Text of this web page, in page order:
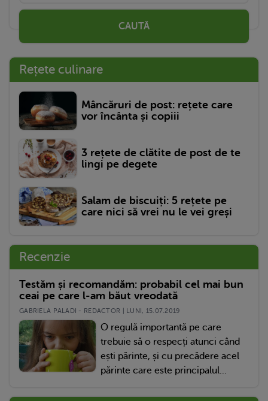
CAUTĂ
Rețete culinare
Mâncăruri de post: rețete care
vor încânta și copiii
3 rețete de clătite de post de te
lingi pe degete
Salam de biscuiți: 5 rețete pe
care nici să vrei nu le vei greși
Recenzie
Testăm și recomandăm: probabil cel mai bun
ceai pe care l-am băut vreodată
GABRIELA PALADI - REDACTOR | LUNI, 15.07.2019
O regulă importantă pe care
trebuie să o respecți atunci când
ești părinte, și cu precădere acel
părinte care este principalul...